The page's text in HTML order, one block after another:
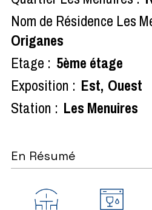
Nom de Résidence Les
Origanes
Etage : 5ème étage
Exposition : Est Ouest
Station : Les Menuires
En Résumé